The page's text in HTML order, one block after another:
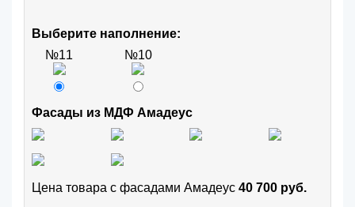
Выберите наполнение:
№11
№10
Фасады из МДФ Амадеус
Цена товара с фасадами Амадеус 40 700 руб.